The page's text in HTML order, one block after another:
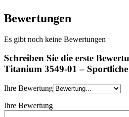
Bewertungen
Es gibt noch keine Bewertungen
Schreiben Sie die erste
Titanium 3549-01 –
Ihre Bewertung
Ihre Bewertung